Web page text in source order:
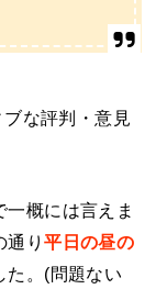
な評判・意見
概には言えま
通り平日の昼の
た。(問題ない